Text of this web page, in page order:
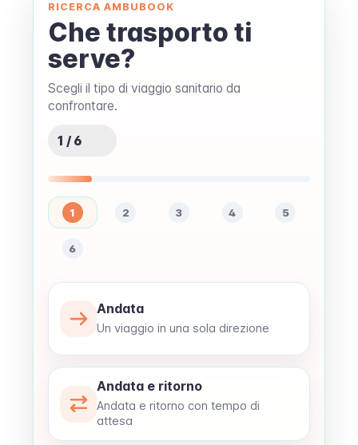
RICERCA AMBUBOOK
Che trasporto ti
serve?
Scegli il tipo di viaggio sanitario da
confrontare.
1 / 6
1 2 3 4 5
6
Andata
Un viaggio in una sola direzione
Andata e ritorno
Andata e ritorno con tempo di
attesa